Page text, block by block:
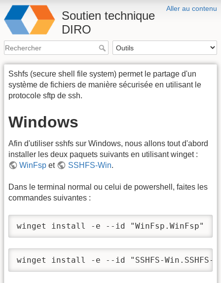
Aller au contenu
Soutien technique
DIRO
Sshfs (secure shell file system) permet le partage d'un
système de fichiers de manière sécurisée en utilisant le
protocole sftp de ssh.
Windows
Afin d'utiliser sshfs sur Windows, nous allons tout d'abord
installer les deux paquets suivants en utilisant winget :
WinFspet SSHFS-Win.
Dans le terminal normal ou celui de powershell, faites les
commandes suivantes :
winget install -e --id "WinFsp.WinFsp"
winget install -e --id "SSHFS-Win.SSHFS-